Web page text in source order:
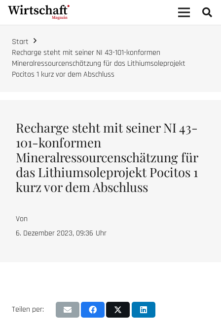
Start
Recharge steht mit seiner NI 43-101-konformen
Mineralressourcenschätzung für das Lithiumsoleprojekt
Pocitos 1 kurz vor dem Abschluss
Recharge steht mit seiner NI 43-
101-konformen
Mineralressourcenschätzung für
das Lithiumsoleprojekt Pocitos 1
kurz vor dem Abschluss
Von
6. Dezember 2023, 09:36 Uhr
Teilen per: